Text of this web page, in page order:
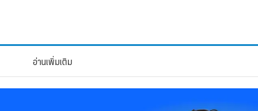
อ่านเพิ่มเติม